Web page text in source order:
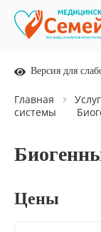
Версия для
Главная
системы
Цены